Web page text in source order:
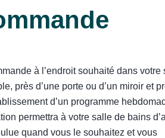
à l’endroit souhaité dans votre
près d’une porte ou d’un miroir et
d’un programme
permettra à votre salle de bains
quand vous le souhaitez et vous